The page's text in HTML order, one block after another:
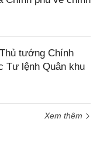
tướng Chính
Tư lệnh Quân khu
Xem thêm